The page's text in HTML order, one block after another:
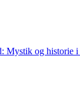
Mystik og historie